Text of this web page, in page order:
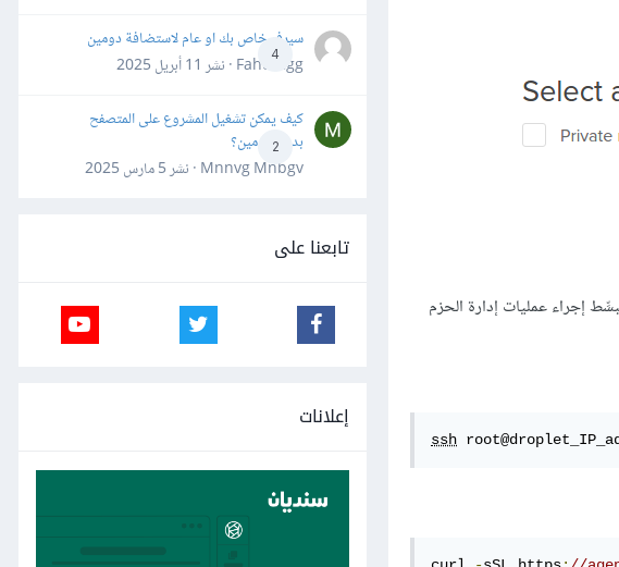
إجراء عمليات إدارة الحزم
ssh root
4
سيرفر خاص بك او عام لاستضافة دومين
Fahd Ggg · نشر
11 أبريل 2025
2
كيف يمكن تشغيل المشروع على المتصفح
بدون دومين؟
Mnnvg Mnbgv · نشر
5 مارس 2025
تابعنا على
إعلانات